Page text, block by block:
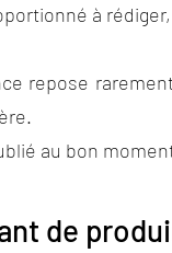
à
repose
au bon
de